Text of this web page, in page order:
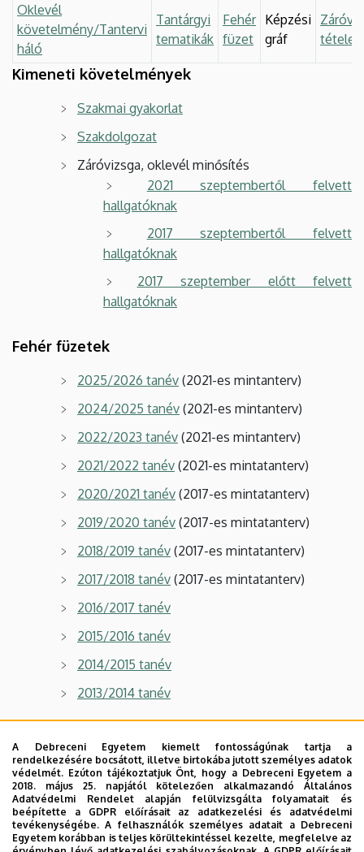
Oklevél
követelmény/Tantervi
háló
Tantárgyi
tematikák
Fehér
füzet
Képzési
gráf
tételek
Kimeneti követelmények
Szakmai gyakorlat
Szakdolgozat
Záróvizsga, oklevél minősítés
2021 szeptembertől felvett
hallgatóknak
2017 szeptembertől felvett
hallgatóknak
2017 szeptember előtt felvett
hallgatóknak​​​​​
Fehér füzetek
2025/2026 tanév (2021-es mintanterv)
2024/2025 tanév (2021-es mintanterv)
2022/2023 tanév (2021-es mintanterv)
2021/2022 tanév (2021-es mintatanterv)
2020/2021 tanév (2017-es mintatanterv)
2019/2020 tanév (2017-es mintatanterv)
2018/2019 tanév (2017-es mintatanterv)
2017/2018 tanév (2017-es mintatanterv)
2016/2017 tanév
2015/2016 tanév
2014/2015 tanév
2013/2014 tanév
Adatlap kreditek elismertetéséhez
nem üzemmérnök-informatikus alapképzésen
végzettek számára:pdf,docx
A Debreceni Egyetem kiemelt fontosságúnak tartja a
rendelkezésére bocsátott, illetve birtokába jutott személyes adatok
védelmét. Ezúton tájékoztatjuk Önt, hogy a Debreceni Egyetem a
2018. május 25. napjától kötelezően alkalmazandó Általános
Adatvédelmi Rendelet alapján felülvizsgálta folyamatait és
beépítette a GDPR előírásait az adatkezelési és adatvédelmi
tevékenységébe. A felhasználók személyes adatait a Debreceni
Egyetem korábban is teljes körültekintéssel kezelte, megfelelve az